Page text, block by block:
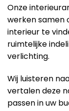
Onze
werken samen
interieur te
ruimtelijke
verlichting.
Wij luisteren
vertalen deze
passen in uw